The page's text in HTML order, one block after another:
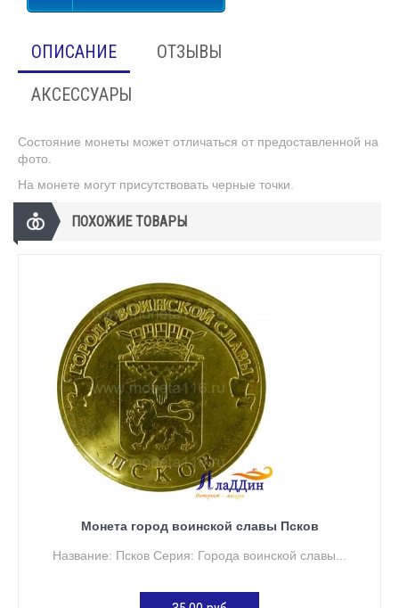
ОПИСАНИЕ
ОТЗЫВЫ
АКСЕССУАРЫ
Состояние монеты может отличаться от предоставленной на
фото.
На монете могут присутствовать черные точки.
ПОХОЖИЕ ТОВАРЫ
Монета город воинской славы Псков
Название: Псков Серия: Города воинской славы...